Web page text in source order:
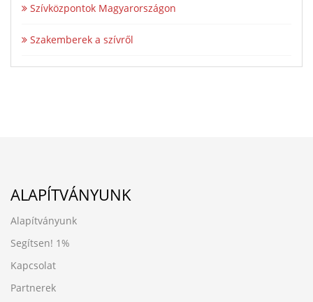
Szívközpontok Magyarországon
Szakemberek a szívről
ALAPÍTVÁNYUNK
Alapítványunk
Segítsen! 1%
Kapcsolat
Partnerek